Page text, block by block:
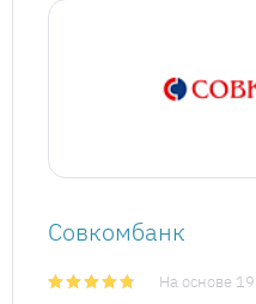
Совкомбанк
На основе